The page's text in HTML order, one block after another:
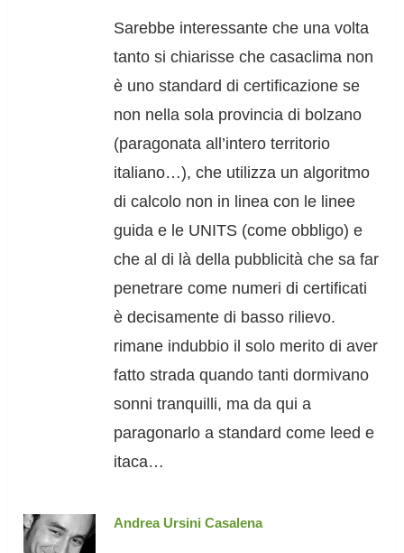
Sarebbe interessante che una volta
tanto si chiarisse che casaclima non
è uno standard di certificazione se
non nella sola provincia di bolzano
(paragonata all’intero territorio
italiano…), che utilizza un algoritmo
di calcolo non in linea con le linee
guida e le UNITS (come obbligo) e
che al di là della pubblicità che sa far
penetrare come numeri di certificati
è decisamente di basso rilievo.
rimane indubbio il solo merito di aver
fatto strada quando tanti dormivano
sonni tranquilli, ma da qui a
paragonarlo a standard come leed e
itaca…
Andrea Ursini Casalena